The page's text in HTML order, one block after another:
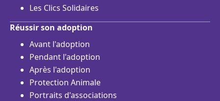
Les Clics Solidaires
Réussir son adoption
Avant l'adoption
Pendant l'adoption
Après l'adoption
Protection Animale
Portraits d'associations